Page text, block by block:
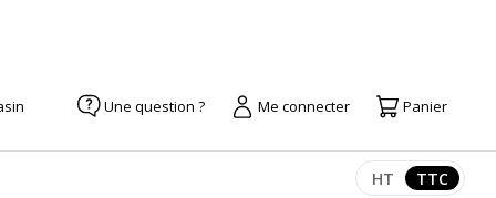
Une question ? Me connecter Panier
Afficher les
HT TTC